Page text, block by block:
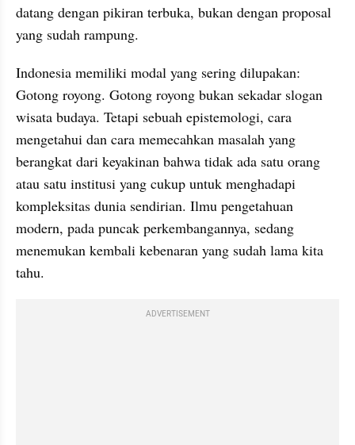
datang dengan pikiran terbuka, bukan dengan proposal
yang sudah rampung.
Indonesia memiliki modal yang sering dilupakan:
Gotong royong. Gotong royong bukan sekadar slogan
wisata budaya. Tetapi sebuah epistemologi, cara
mengetahui dan cara memecahkan masalah yang
berangkat dari keyakinan bahwa tidak ada satu orang
atau satu institusi yang cukup untuk menghadapi
kompleksitas dunia sendirian. Ilmu pengetahuan
modern, pada puncak perkembangannya, sedang
menemukan kembali kebenaran yang sudah lama kita
tahu.
ADVERTISEMENT